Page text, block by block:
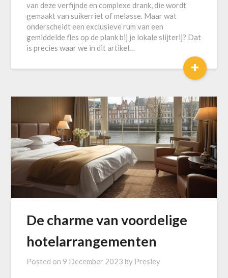
van deze verfijnde en complexe drank, die wordt
gemaakt van suikerriet of melasse. Maar wat
onderscheidt een exclusieve rum van een
gemiddelde fles op de plank bij je lokale slijterij? Dat
is precies waar we in dit artikel…
+
De charme van voordelige
hotelarrangementen
Posted on 9 December 2023 by Presley